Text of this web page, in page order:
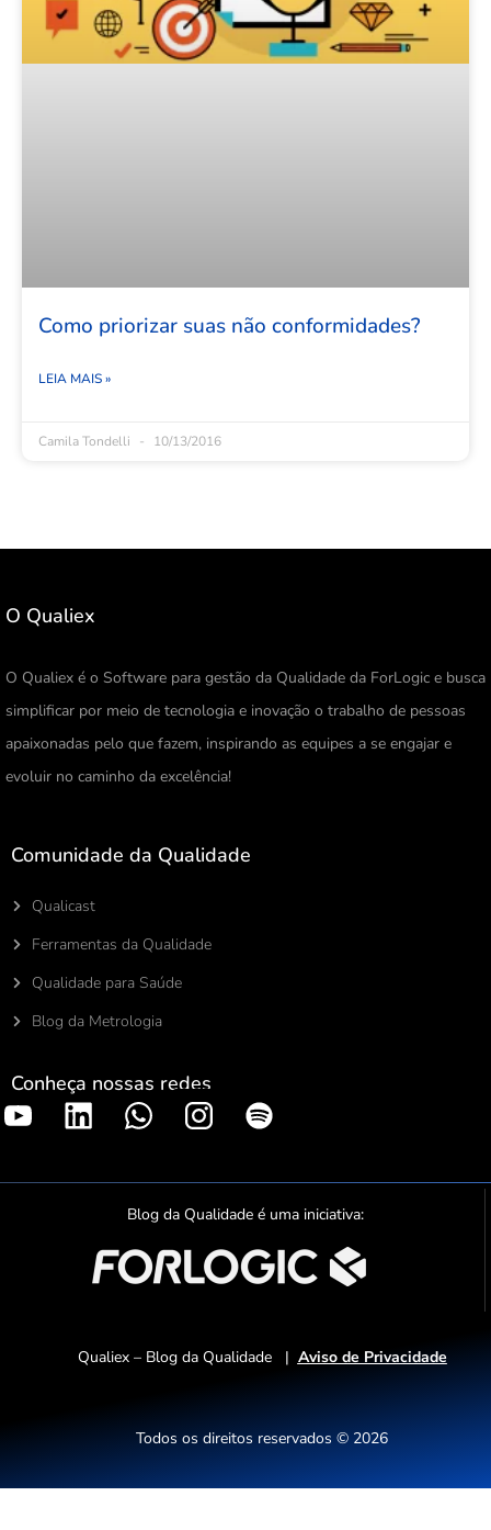
Como priorizar suas não conformidades?
LEIA MAIS »
Camila Tondelli 10/13/2016
O Qualiex
O Qualiex é o Software para gestão da Qualidade da ForLogic e busca
simplificar por meio de tecnologia e inovação o trabalho de pessoas
apaixonadas pelo que fazem, inspirando as equipes a se engajar e
evoluir no caminho da excelência!
Comunidade da Qualidade
Qualicast
Ferramentas da Qualidade
Qualidade para Saúde
Blog da Metrologia
Conheça nossas redes
S
o
t
f
y
Blog da Qualidade é uma iniciativa:
Qualiex – Blog da Qualidade | Aviso de Privacidade
Todos os direitos reservados © 2026